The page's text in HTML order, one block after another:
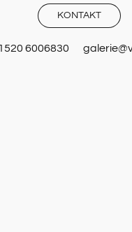
KONTAKT
6006830